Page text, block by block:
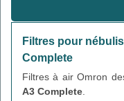
Filtres pour
Complete
Filtres à air Omron
A3 Complete.